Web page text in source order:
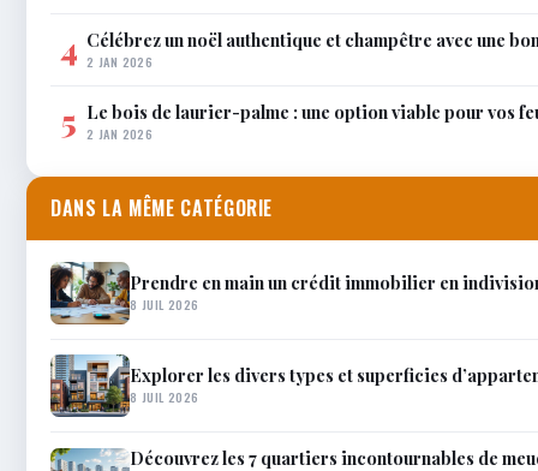
4 Célébrez un noël authentique et champêtre avec une
2 JAN 2026
5 Le bois de laurier-palme : une option viable pour vos
2 JAN 2026
DANS LA MÊME CATÉGORIE
Prendre en main un crédit immobilier en
8 JUIL 2026
Explorer les divers types et superficies
8 JUIL 2026
Découvrez les 7 quartiers incontournables de